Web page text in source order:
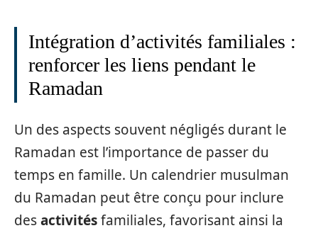
Intégration d’activités familiales :
renforcer les liens pendant le
Ramadan
Un des aspects souvent négligés durant le
Ramadan est l’importance de passer du
temps en famille. Un calendrier musulman
du Ramadan peut être conçu pour inclure
desactivitésfamiliales, favorisant ainsi la